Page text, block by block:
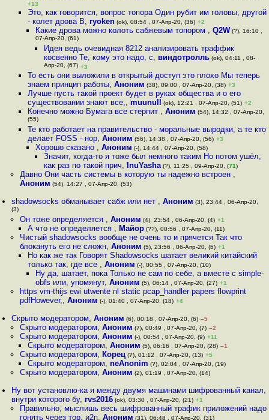
+13
Это, как говорится, вопрос топора Один рубит им головы, другой
- колет дрова В, ryoken(ok), 08:54 , 07-Апр-20, (36) +2
Какие дрова можно колоть сабжевым топором ,Q2W (?), 16:10 ,
07-Апр-20, (61)
Идея ведь очевидная 8212 анализировать траффик
косвенно Те, кому это надо, с, виндотролль(ok), 04:11 , 08-
Апр-20, (67) +3
То есть они выложили в открытый доступ это плохо Мы теперь
знаем принцип работы, Аноним (38), 09:00 , 07-Апр-20, (38) +3
Лучше пусть такой проект будет в руках общества и о его
существовании знают все,, muunull (ok), 12:21 , 07-Апр-20, (51) +2
Конечно можно Бумага все стерпит , Аноним (54), 14:32 , 07-Апр-20,
(55)
Те кто работает на правительство - моральные выродки, а те кто
делает FOSS - нор, Аноним (56), 14:38 , 07-Апр-20, (56) +3
Хорошо сказано ,Аноним (-), 14:44 , 07-Апр-20, (58)
Значит, когда-то я тоже был немного таким Но потом ушёл,
как раз по такой прич, InuYasha(?), 11:25 , 09-Апр-20, (71)
Давно Они часть системы в которую ты надежно встроен ,
Аноним (54), 14:27 , 07-Апр-20, (53)
shadowsocks обманывает сабж или нет ,Аноним (3), 23:44 , 06-Апр-20,
(3)
Он тоже определяется , Аноним (4), 23:54 , 06-Апр-20, (4) +1
А что не определяется , Майор(??), 00:56 , 07-Апр-20, (11)
Чистый shadowsocks вообще не очень то и прячется Так что
блокануть его не сложн, Аноним (5), 23:56 , 06-Апр-20, (5) +1
Но как же так Говорят Shadowsocks шатает великий китайский
только так, где все , Аноним (-), 00:55 , 07-Апр-20, (10)
Ну да, шатает, пока Только не сам по себе, а вместе с simple-
obfs или, упомянут,Аноним (5), 06:14 , 07-Апр-20, (27) +1
https vm-thijs ewi utwente nl static pcap_handler papers flowprint
pdfHowever,, Аноним (-), 01:40 , 07-Апр-20, (18) +4
Скрыто модератором,Аноним (6), 00:18 , 07-Апр-20, (6) –5
Скрыто модератором, Аноним (7), 00:49 , 07-Апр-20, (7) –2
Скрыто модератором, Аноним (-), 00:54 , 07-Апр-20, (9) +11
Скрыто модератором, Аноним (5), 06:16 , 07-Апр-20, (28) –1
Скрыто модератором, Корец(?), 01:12 , 07-Апр-20, (13) +5
Скрыто модератором, neAnonim (?), 02:04 , 07-Апр-20, (19)
Скрыто модератором, Аноним (2), 01:19 , 07-Апр-20, (14)
Ну вот установлю-ка я между двумя машинами шифрованный канал,
внутри которого бу,rvs2016 (ok), 03:30 , 07-Апр-20, (21) +1
Правильно, мыслишь весь шифрованный трафик приложений надо
гонять через тор, и2п, Аноним (31), 06:48 , 07-Апр-20, (31)